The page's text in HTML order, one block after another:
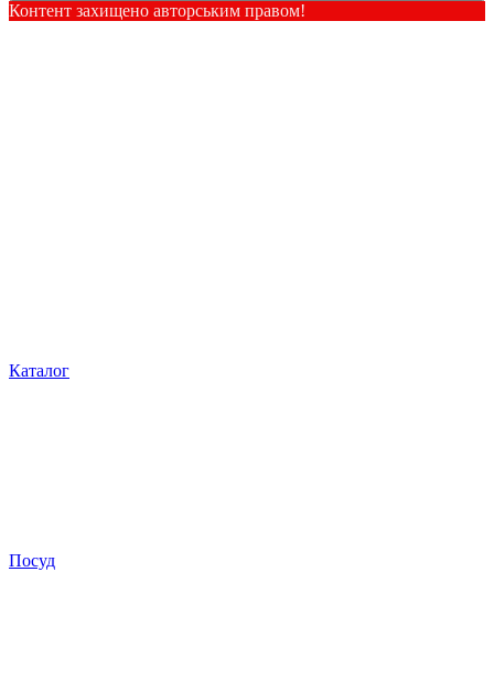
Контент захищено авторським правом!
Каталог
Посуд